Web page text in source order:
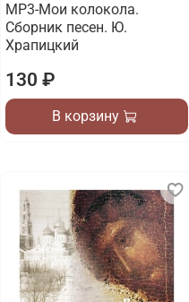
МР3-Мои колокола.
Сборник песен. Ю.
Храпицкий
130 ₽
В корзину